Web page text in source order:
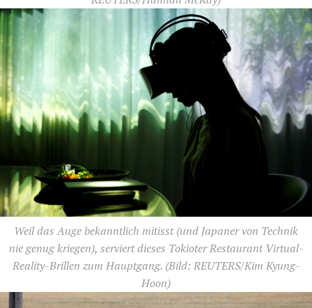
Weil das Auge bekanntlich mitisst (und Japaner von Technik
nie genug kriegen), serviert dieses Tokioter Restaurant Virtual-
Reality-Brillen zum Hauptgang.(Bild: REUTERS/Kim Kyung-
Hoon)